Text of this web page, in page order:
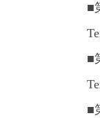
■
■
■